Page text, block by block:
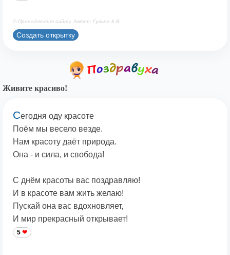
© Принадлежит сайту. Автор: Гульпе К.В.
Создать открытку
Живите красиво!
Сегодня оду красоте
Поём мы весело везде.
Нам красоту даёт природа.
Она - и сила, и свобода!
С днём красоты вас поздравляю!
И в красоте вам жить желаю!
Пускай она вас вдохновляет,
И мир прекрасный открывает!
5